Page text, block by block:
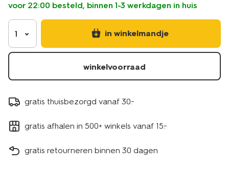
voor 22:00 besteld, binnen 1-3 werkdagen in huis
1 in winkelmandje
winkelvoorraad
gratis thuisbezorgd vanaf 30.-
gratis afhalen in 500+ winkels vanaf 15.-
gratis retourneren binnen 30 dagen